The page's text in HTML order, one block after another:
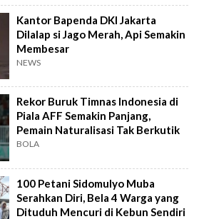
Kantor Bapenda DKI Jakarta
Dilalap si Jago Merah, Api Semakin
Membesar
NEWS
Rekor Buruk Timnas Indonesia di
Piala AFF Semakin Panjang,
Pemain Naturalisasi Tak Berkutik
BOLA
100 Petani Sidomulyo Muba
Serahkan Diri, Bela 4 Warga yang
Dituduh Mencuri di Kebun Sendiri